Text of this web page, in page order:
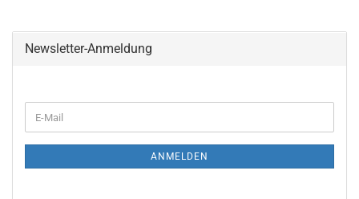
Newsletter-Anmeldung
ZUR
E-
Mail
ANMELDEN